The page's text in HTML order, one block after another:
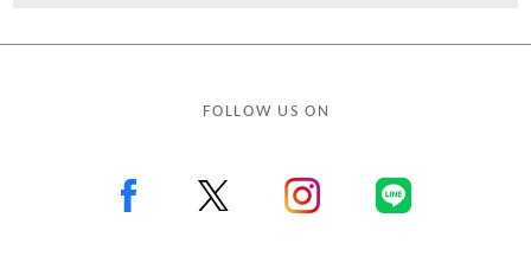
FOLLOW US ON